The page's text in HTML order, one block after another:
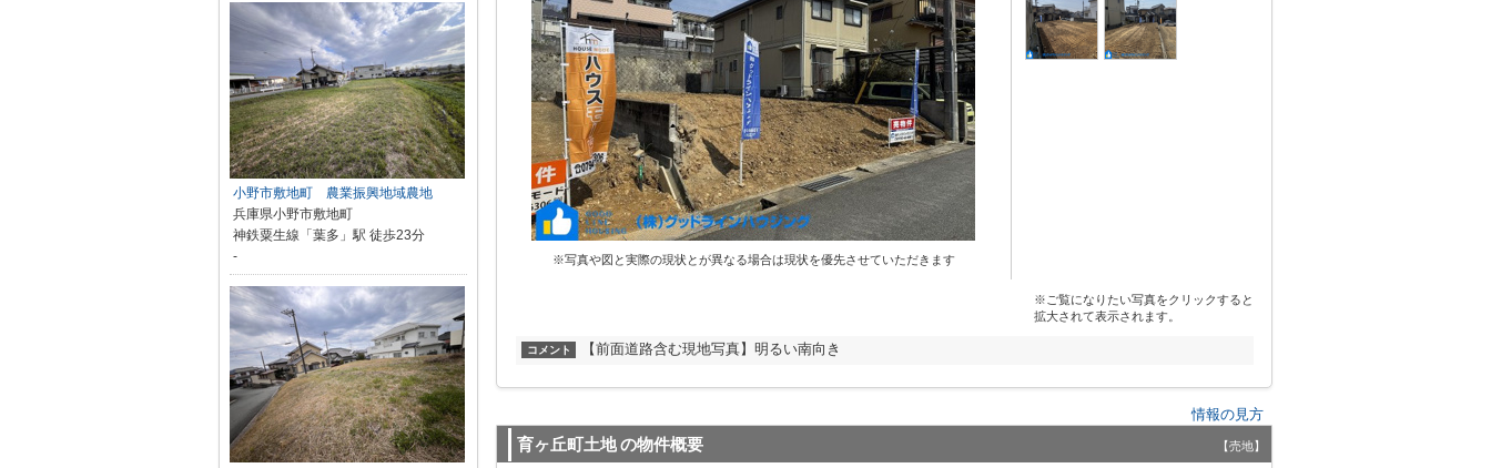
※写真や図と実際の現状とが異なる場合は現状を優先させていただきます
※ご覧になりたい写真をクリックすると
拡大されて表示されます。
コメント 【前面道路含む現地写真】明るい南向き
情報の見方
育ヶ丘町土地の物件概要 【売地】
小野市敷地町 農業振興地域農地
兵庫県小野市敷地町
神鉄粟生線「葉多」駅 徒歩23分
-